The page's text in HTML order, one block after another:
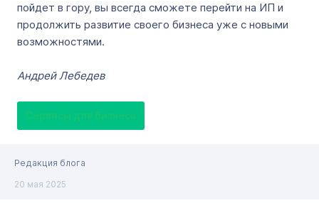
пойдет в гору, вы всегда сможете перейти на ИП и
продолжить развитие своего бизнеса уже с новыми
возможностями.
Андрей Лебедев
Сервисы для бизнеса
Редакция блога
20 мая 2025